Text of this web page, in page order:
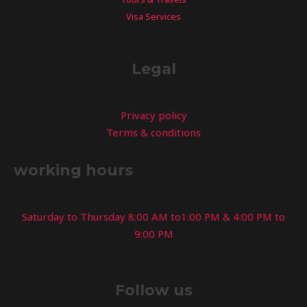
Visa Services
Legal
Privacy policy
Terms & conditions
working hours
Saturday to Thursday 8:00 AM to1:00 PM & 4:00 PM to
9:00 PM
Follow us